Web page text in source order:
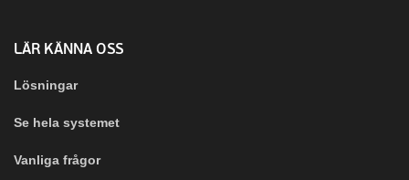
LÄR KÄNNA OSS
Lösningar
Se hela systemet
Vanliga frågor